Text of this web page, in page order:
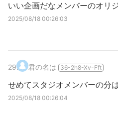
いい企画だなメンバーのオリ
2025/08/18 00:26:03
29. 君の名は 36-2h8-Xv-Fft
せめてスタジオメンバーの分
2025/08/18 00:26:04